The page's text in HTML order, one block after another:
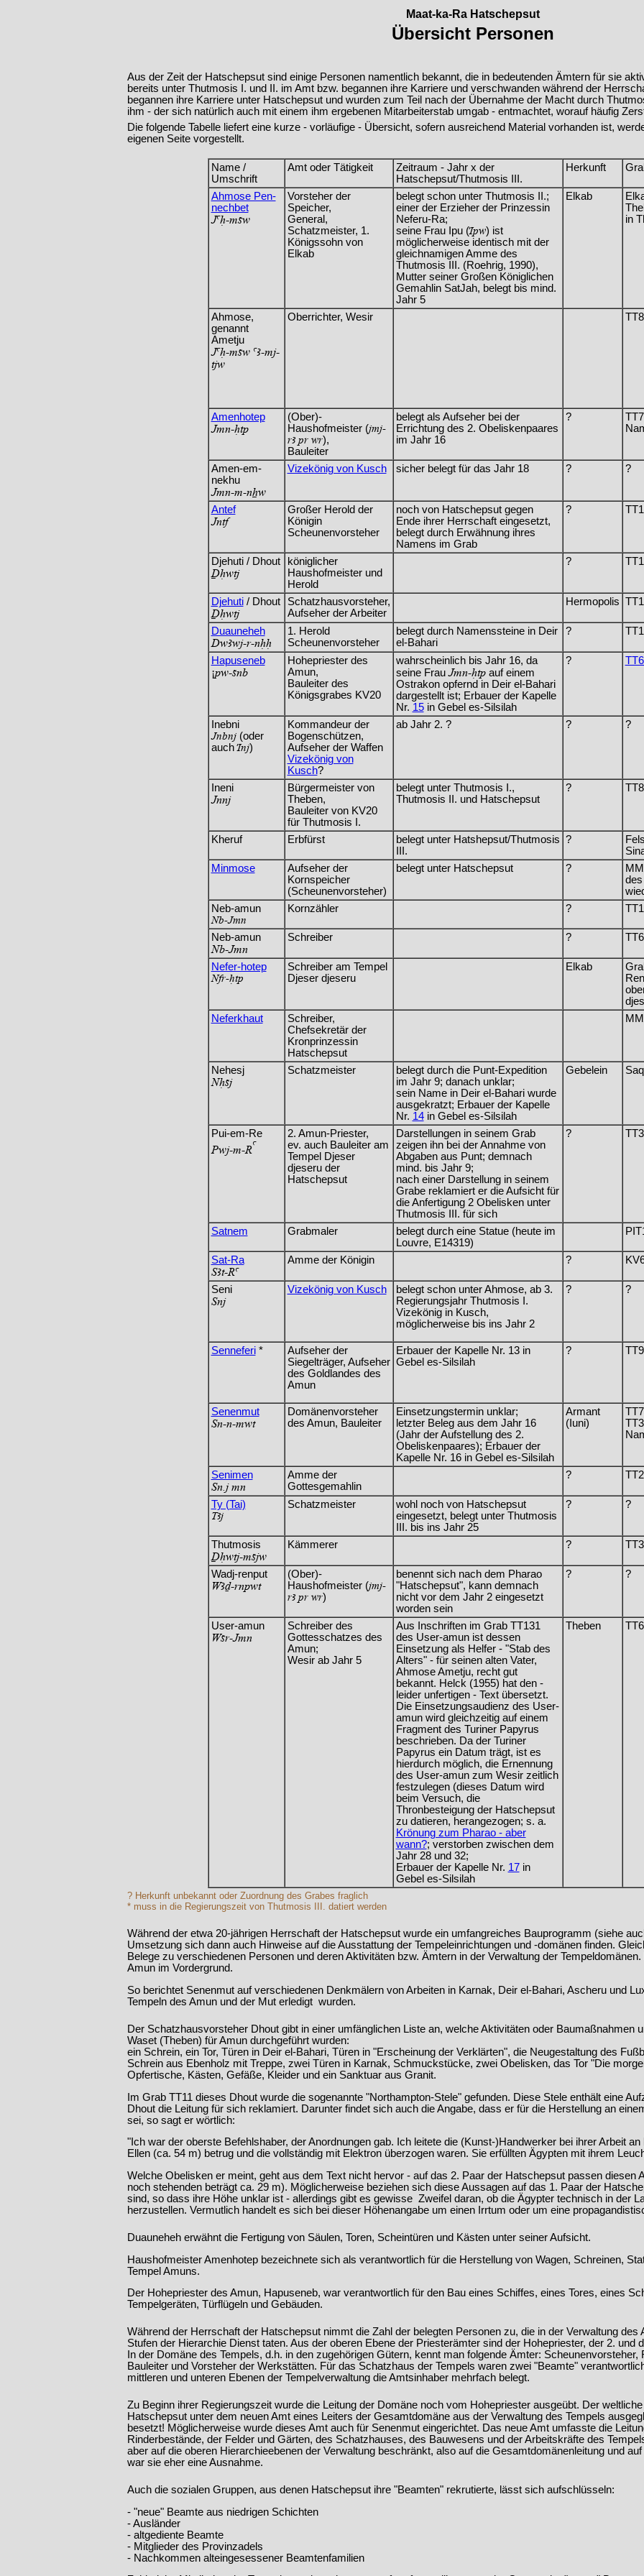
Maat-ka-Ra Hatschepsut
Übersicht Personen
Aus der Zeit der Hatschepsut sind einige Personen namentlich bekannt, die in bedeutenden Ämtern für sie
bereits unter Thutmosis I. und II. im Amt bzw. begannen ihre Karriere und verschwanden während der
begannen ihre Karriere unter Hatschepsut und wurden zum Teil nach der Übernahme der Macht durch
ihm - der sich natürlich auch mit einem ihm ergebenen Mitarbeiterstab umgab - entmachtet, worauf häufig
Die folgende Tabelle liefert eine kurze - vorläufige - Übersicht, sofern ausreichend Material vorhanden ist,
eigenen Seite vorgestellt.
Name /
Umschrift
Amt oder Tätigkeit
Zeitraum - Jahr x der
Hatschepsut/Thutmosis III.
Herkunft
Ahmose Pen-
nechbet
JaH-msw
Vorsteher der
Speicher,
General,
Schatzmeister, 1.
Königssohn von
Elkab
belegt schon unter Thutmosis II.;
einer der Erzieher der Prinzessin
Neferu-Ra;
seine Frau Ipu (Ipw) ist
möglicherweise identisch mit der
gleichnamigen Amme des
Thutmosis III. (Roehrig, 1990),
Mutter seiner Großen Königlichen
Gemahlin SatJah, belegt bis mind.
Jahr 5
Elkab
in
Ahmose,
genannt
Ametju
JaH-msw aA-mj-
tjw
Oberrichter, Wesir
Amenhotep
Jmn-Htp
(Ober)-
Haushofmeister (jmj-
rA pr wr),
Bauleiter
belegt als Aufseher bei der
Errichtung des 2. Obeliskenpaares
im Jahr 16
?
Amen-em-
nekhu
Jmn-m-nXw
Vizekönig von Kusch sicher belegt für das Jahr 18 ? ?
Antef
Jntf
Großer Herold der
Königin
Scheunenvorsteher
noch von Hatschepsut gegen
Ende ihrer Herrschaft eingesetzt,
belegt durch Erwähnung ihres
Namens im Grab
?
Djehuti / Dhout
+Hwtj
königlicher
Haushofmeister und
Herold
?
Djehuti/ Dhout
+Hwtj
Schatzhausvorsteher,
Aufseher der Arbeiter
Hermopolis
Duauneheh
_wAwj-r-nHH
1. Herold
Scheunenvorsteher
belegt durch Namenssteine in Deir
el-Bahari
?
Hapuseneb
¡pw-snb
Hohepriester des
Amun,
Bauleiter des
Königsgrabes KV20
wahrscheinlich bis Jahr 16, da
seine FrauJmn-Htpauf einem
Ostrakon opfernd in Deir el-Bahari
dargestellt ist; Erbauer der Kapelle
Nr. 15in Gebel es-Silsilah
?
Inebni
Jnbnj (oder
auchInj)
Kommandeur der
Bogenschützen,
Aufseher der Waffen
Vizekönig von
Kusch?
ab Jahr 2. ? ? ?
Ineni
Jnnj
Bürgermeister von
Theben,
Bauleiter von KV20
für Thutmosis I.
belegt unter Thutmosis I.,
Thutmosis II. und Hatschepsut
?
Kheruf Erbfürst
belegt unter Hatshepsut/Thutmosis
III.
?
Minmose
Aufseher der
Kornspeicher
(Scheunenvorsteher)
belegt unter Hatschepsut ?
Neb-amun
Nb-Jmn
Kornzähler ?
Neb-amun
Nb-Jmn
Schreiber ?
Nefer-hotep
Nfr-Htp
Schreiber am Tempel
Djeser djeseru
Elkab
Neferkhaut
Schreiber,
Chefsekretär der
Kronprinzessin
Hatschepsut
Nehesj
NHsj
Schatzmeister
belegt durch die Punt-Expedition
im Jahr 9; danach unklar;
sein Name in Deir el-Bahari wurde
ausgekratzt; Erbauer der Kapelle
Nr. 14in Gebel es-Silsilah
Gebelein
Pui-em-Re
Pwj-m-Ra
2. Amun-Priester,
ev. auch Bauleiter am
Tempel Djeser
djeseru der
Hatschepsut
Darstellungen in seinem Grab
zeigen ihn bei der Annahme von
Abgaben aus Punt; demnach
mind. bis Jahr 9;
nach einer Darstellung in seinem
Grabe reklamiert er die Aufsicht für
die Anfertigung 2 Obelisken unter
Thutmosis III. für sich
?
Satnem Grabmaler
belegt durch eine Statue (heute im
Louvre, E14319)
Sat-Ra
%At-Ra
Amme der Königin ?
Seni
%nj
Vizekönig von Kusch
belegt schon unter Ahmose, ab 3.
Regierungsjahr Thutmosis I.
Vizekönig in Kusch,
möglicherweise bis ins Jahr 2
? ?
Senneferi*
Aufseher der
Siegelträger, Aufseher
des Goldlandes des
Amun
Erbauer der Kapelle Nr. 13 in
Gebel es-Silsilah
?
Senenmut
%n-n-mwt
Domänenvorsteher
des Amun, Bauleiter
Einsetzungstermin unklar;
letzter Beleg aus dem Jahr 16
(Jahr der Aufstellung des 2.
Obeliskenpaares); Erbauer der
Kapelle Nr. 16 in Gebel es-Silsilah
Armant
(Iuni)
Senimen
%n.j mn
Amme der
Gottesgemahlin
?
Ty (Tai)
&Aj
Schatzmeister
wohl noch von Hatschepsut
eingesetzt, belegt unter Thutmosis
III. bis ins Jahr 25
? ?
Thutmosis
+Hwtj-msjw
Kämmerer ?
Wadj-renput
WAD-rnpwt
(Ober)-
Haushofmeister (jmj-
rA pr wr)
benennt sich nach dem Pharao
"Hatschepsut", kann demnach
nicht vor dem Jahr 2 eingesetzt
worden sein
? ?
User-amun
Wsr-Jmn
Schreiber des
Gottesschatzes des
Amun;
Wesir ab Jahr 5
Aus Inschriften im Grab TT131
des User-amun ist dessen
Einsetzung als Helfer - "Stab des
Alters" - für seinen alten Vater,
AhmoseAmetju, recht gut
bekannt. Helck (1955) hat den -
leider unfertigen - Text übersetzt.
Die Einsetzungsaudienz des User-
amun wird gleichzeitig auf einem
Fragment des Turiner Papyrus
beschrieben. Da der Turiner
Papyrus ein Datum trägt, ist es
hierdurch möglich, die Ernennung
des User-amun zum Wesir zeitlich
festzulegen (dieses Datum wird
beim Versuch, die
Thronbesteigung der Hatschepsut
zu datieren, herangezogen; s. a.
Krönung zum Pharao - aber
wann?; verstorben zwischen dem
Jahr 28 und 32;
Erbauer der Kapelle Nr. 17in
Gebel es-Silsilah
Theben
? Herkunft unbekannt oder Zuordnung des Grabes fraglich
* muss in die Regierungszeit von Thutmosis III. datiert werden
Während der etwa 20-jährigen Herrschaft der Hatschepsut wurde ein umfangreiches Bauprogramm (siehe
Umsetzung sich dann auch Hinweise auf die Ausstattung der Tempeleinrichtungen und -domänen finden.
Belege zu verschiedenen Personen und deren Aktivitäten bzw. Ämtern in der Verwaltung der
Amun im Vordergrund.
So berichtet Senenmut auf verschiedenen Denkmälern von Arbeiten in Karnak, Deir el-Bahari, Ascheru und
Tempeln des Amun und der Mut erledigt wurden.
Der Schatzhausvorsteher Dhout gibt in einer umfänglichen Liste an, welche Aktivitäten oder Baumaßnahmen
Waset (Theben) für Amun durchgeführt wurden:
ein Schrein, ein Tor, Türen in Deir el-Bahari, Türen in "Erscheinung der Verklärten", die Neugestaltung des
Schrein aus Ebenholz mit Treppe, zwei Türen in Karnak, Schmuckstücke, zwei Obelisken, das Tor "Die
Opfertische, Kästen, Gefäße, Kleider und ein Sanktuar aus Granit.
Im Grab TT11 dieses Dhout wurde die sogenannte "Northampton-Stele" gefunden. Diese Stele enthält eine
Dhout die Leitung für sich reklamiert. Darunter findet sich auch die Angabe, dass er für die Herstellung an
sei, so sagt er wörtlich:
"Ich war der oberste Befehlshaber, der Anordnungen gab. Ich leitete die (Kunst-)Handwerker bei ihrer Arbeit
Ellen (ca. 54 m) betrug und die vollständig mit Elektron überzogen waren. Sie erfüllten Ägypten mit ihrem
Welche Obelisken er meint, geht aus dem Text nicht hervor - auf das 2. Paar der Hatschepsut passen diesen
noch stehenden beträgt ca. 29 m). Möglicherweise beziehen sich diese Aussagen auf das 1. Paar der
sind, so dass ihre Höhe unklar ist - allerdings gibt es gewisse Zweifel daran, ob die Ägypter technisch in der
herzustellen. Vermutlich handelt es sich bei dieser Höhenangabe um einen Irrtum oder um eine
Duauneheh erwähnt die Fertigung von Säulen, Toren, Scheintüren und Kästen unter seiner Aufsicht.
Haushofmeister Amenhotep bezeichnete sich als verantwortlich für die Herstellung von Wagen, Schreinen,
Tempel Amuns.
Der Hohepriester des Amun, Hapuseneb, war verantwortlich für den Bau eines Schiffes, eines Tores, eines
Tempelgeräten, Türflügeln und Gebäuden.
Während der Herrschaft der Hatschepsut nimmt die Zahl der belegten Personen zu, die in der Verwaltung
Stufen der Hierarchie Dienst taten. Aus der oberen Ebene der Priesterämter sind der Hohepriester, der 2. und
In der Domäne des Tempels, d.h. in den zugehörigen Gütern, kennt man folgende Ämter:
Bauleiter und Vorsteher der Werkstätten. Für das Schatzhaus der Tempels waren zwei "Beamte"
mittleren und unteren Ebenen der Tempelverwaltung die Amtsinhaber mehrfach belegt.
Zu Beginn ihrer Regierungszeit wurde die Leitung der Domäne noch vom Hohepriester ausgeübt. Der
Hatschepsut unter dem neuen Amt eines Leiters der Gesamtdomäne aus der Verwaltung des Tempels
besetzt! Möglicherweise wurde dieses Amt auch für Senenmut eingerichtet. Das neue Amt umfasste die
Rinderbestände, der Felder und Gärten, des Schatzhauses, des Bauwesens und der Arbeitskräfte des
aber auf die oberen Hierarchieebenen der Verwaltung beschränkt, also auf die Gesamtdomänenleitung und
war sie eher eine Ausnahme.
Auch die sozialen Gruppen, aus denen Hatschepsut ihre "Beamten" rekrutierte, lässt sich aufschlüsseln:
- "neue" Beamte aus niedrigen Schichten
- Ausländer
- altgediente Beamte
- Mitglieder des Provinzadels
- Nachkommen alteingesessener Beamtenfamilien